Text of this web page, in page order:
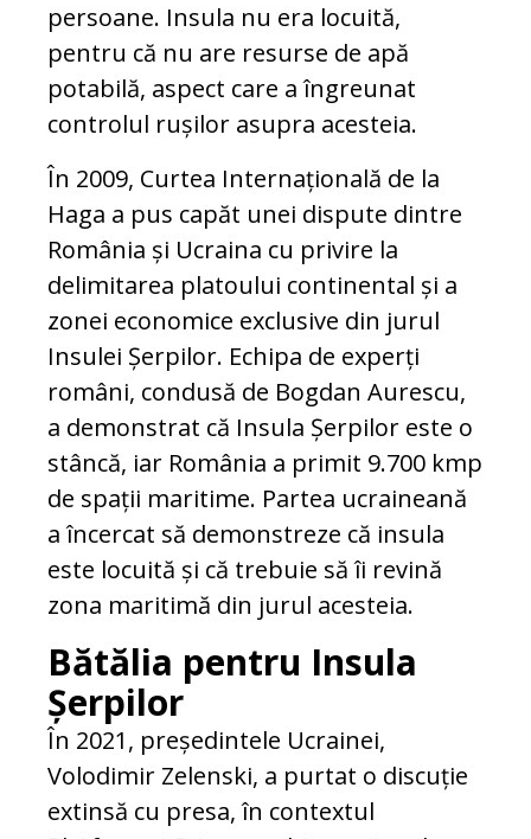
persoane. Insula nu era locuită,
pentru că nu are resurse de apă
potabilă, aspect care a îngreunat
controlul rușilor asupra acesteia.
În 2009, Curtea Internațională de la
Haga a pus capăt unei dispute dintre
România și Ucraina cu privire la
delimitarea platoului continental și a
zonei economice exclusive din jurul
Insulei Șerpilor. Echipa de experți
români, condusă de Bogdan Aurescu,
a demonstrat că Insula Șerpilor este o
stâncă, iar România a primit 9.700 kmp
de spații maritime. Partea ucraineană
a încercat să demonstreze că insula
este locuită și că trebuie să îi revină
zona maritimă din jurul acesteia.
Bătălia pentru Insula
Șerpilor
În 2021, președintele Ucrainei,
Volodimir Zelenski, a purtat o discuție
extinsă cu presa, în contextul